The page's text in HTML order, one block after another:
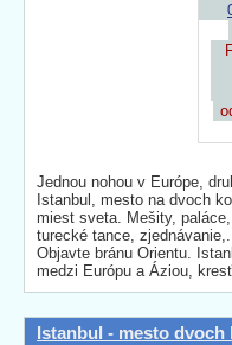
Jednou nohou v Európe,
Istanbul, mesto na dvoch
miest sveta. Mešity,
turecké tance,
Objavte bránu Orientu.
medzi Európu a Áziou,
Istanbul - mesto